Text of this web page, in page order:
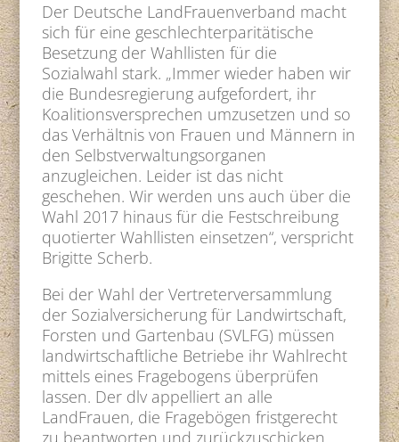
Der Deutsche LandFrauenverband macht
sich für eine geschlechterparitätische
Besetzung der Wahllisten für die
Sozialwahl stark. „Immer wieder haben wir
die Bundesregierung aufgefordert, ihr
Koalitionsversprechen umzusetzen und so
das Verhältnis von Frauen und Männern in
den Selbstverwaltungsorganen
anzugleichen. Leider ist das nicht
geschehen. Wir werden uns auch über die
Wahl 2017 hinaus für die Festschreibung
quotierter Wahllisten einsetzen“, verspricht
Brigitte Scherb.
Bei der Wahl der Vertreterversammlung
der Sozialversicherung für Landwirtschaft,
Forsten und Gartenbau (SVLFG) müssen
landwirtschaftliche Betriebe ihr Wahlrecht
mittels eines Fragebogens überprüfen
lassen. Der dlv appelliert an alle
LandFrauen, die Fragebögen fristgerecht